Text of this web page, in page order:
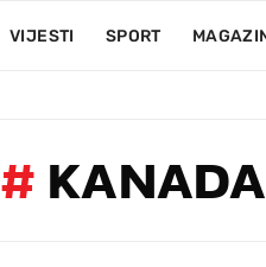
VIJESTI SPORT
#